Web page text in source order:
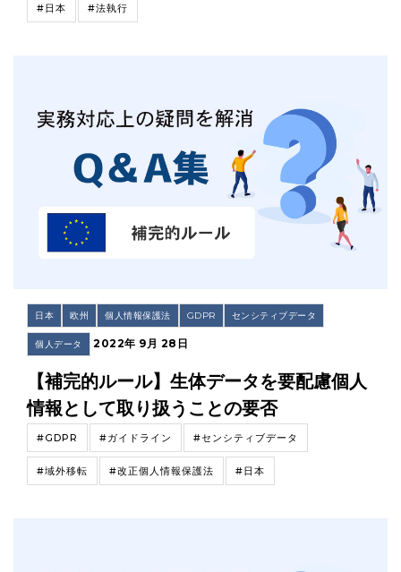
#日本 #法執行
日本 欧州 個人情報保護法 GDPR センシティブデータ
個人データ 2022年 9月 28日
【補完的ルール】生体データを要配慮個人
情報として取り扱うことの要否
#GDPR #ガイドライン #センシティブデータ
#域外移転 #改正個人情報保護法 #日本